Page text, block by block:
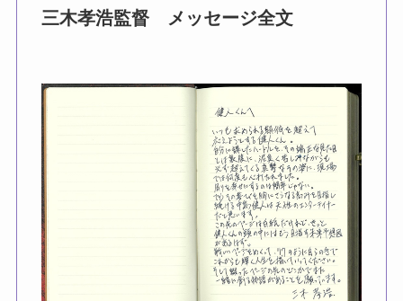
三木孝浩監督 メッセージ全文